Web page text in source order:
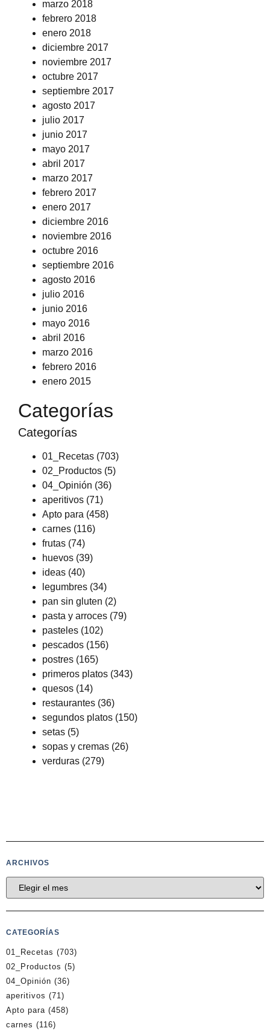
marzo 2018
febrero 2018
enero 2018
diciembre 2017
noviembre 2017
octubre 2017
septiembre 2017
agosto 2017
julio 2017
junio 2017
mayo 2017
abril 2017
marzo 2017
febrero 2017
enero 2017
diciembre 2016
noviembre 2016
octubre 2016
septiembre 2016
agosto 2016
julio 2016
junio 2016
mayo 2016
abril 2016
marzo 2016
febrero 2016
enero 2015
Categorías
Categorías
01_Recetas (703)
02_Productos (5)
04_Opinión (36)
aperitivos (71)
Apto para (458)
carnes (116)
frutas (74)
huevos (39)
ideas (40)
legumbres (34)
pan sin gluten (2)
pasta y arroces (79)
pasteles (102)
pescados (156)
postres (165)
primeros platos (343)
quesos (14)
restaurantes (36)
segundos platos (150)
setas (5)
sopas y cremas (26)
verduras (279)
ARCHIVOS
CATEGORÍAS
01_Recetas (703)
02_Productos (5)
04_Opinión (36)
aperitivos (71)
Apto para (458)
carnes (116)